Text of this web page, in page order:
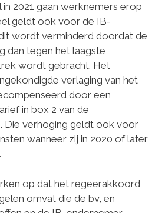
2021 gaan werknemers erop
geldt ook voor de IB-
wordt verminderd doordat de
dan tegen het laagste
wordt gebracht. Het
verlaging van het
door een
in box 2 van de
Die verhoging geldt ook voor
wanneer zij in 2020 of later
op dat het regeerakkoord
omvat die de bv, en